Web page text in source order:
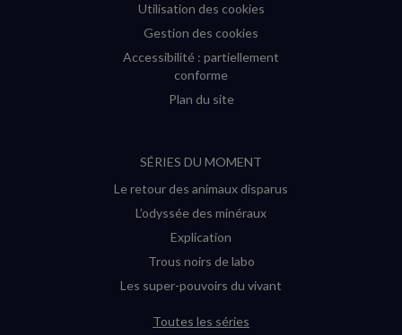
Utilisation des cookies
Gestion des cookies
Accessibilité : partiellement
conforme
Plan du site
SÉRIES DU MOMENT
Le retour des animaux disparus
L’odyssée des minéraux
Explication
Trous noirs de labo
Les super-pouvoirs du vivant
Toutes les séries